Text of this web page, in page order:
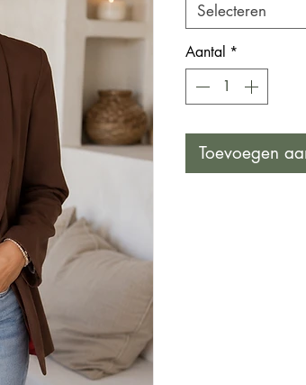
Selecteren
Aantal *
Toevoegen